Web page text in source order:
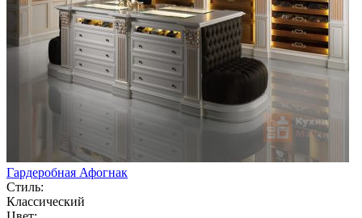
Гардеробная Афогнак
Стиль:
Классический